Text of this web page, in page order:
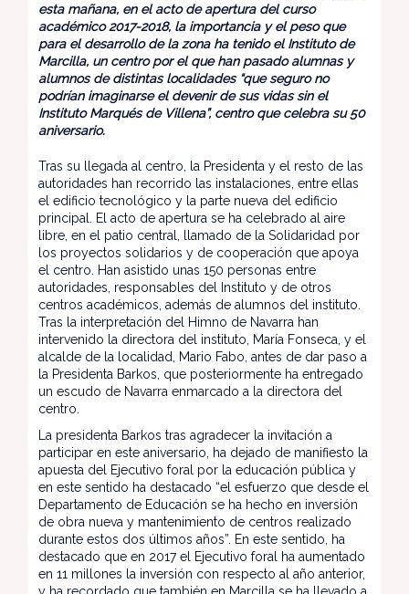
esta mañana, en el acto de apertura del curso
académico 2017-2018, la importancia y el peso que
para el desarrollo de la zona ha tenido el Instituto de
Marcilla, un centro por el que han pasado alumnas y
alumnos de distintas localidades “que seguro no
podrían imaginarse el devenir de sus vidas sin el
Instituto Marqués de Villena”, centro que celebra su 50
aniversario.
Tras su llegada al centro, la Presidenta y el resto de las
autoridades han recorrido las instalaciones, entre ellas
el edificio tecnológico y la parte nueva del edificio
principal. El acto de apertura se ha celebrado al aire
libre, en el patio central, llamado de la Solidaridad por
los proyectos solidarios y de cooperación que apoya
el centro. Han asistido unas 150 personas entre
autoridades, responsables del Instituto y de otros
centros académicos, además de alumnos del instituto.
Tras la interpretación del Himno de Navarra han
intervenido la directora del instituto, María Fonseca, y el
alcalde de la localidad, Mario Fabo, antes de dar paso a
la Presidenta Barkos, que posteriormente ha entregado
un escudo de Navarra enmarcado a la directora del
centro.
La presidenta Barkos tras agradecer la invitación a
participar en este aniversario, ha dejado de manifiesto la
apuesta del Ejecutivo foral por la educación pública y
en este sentido ha destacado “el esfuerzo que desde el
Departamento de Educación se ha hecho en inversión
de obra nueva y mantenimiento de centros realizado
durante estos dos últimos años”. En este sentido, ha
destacado que en 2017 el Ejecutivo foral ha aumentado
en 11 millones la inversión con respecto al año anterior,
y ha recordado que también en Marcilla se ha llevado a